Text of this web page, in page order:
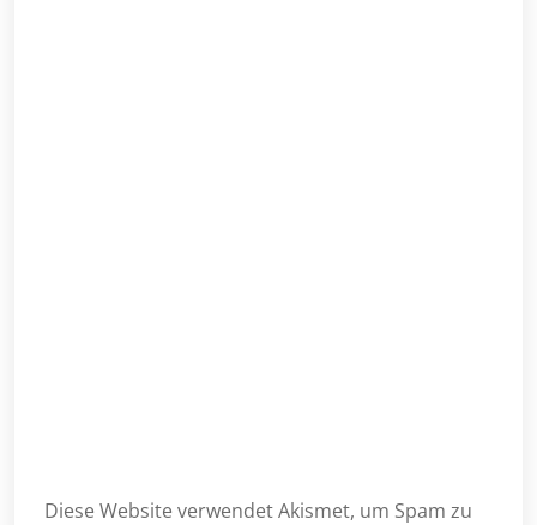
Diese Website verwendet Akismet, um Spam zu